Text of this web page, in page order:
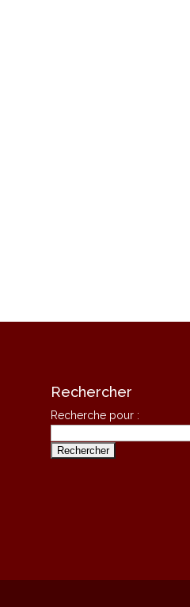
Rechercher
Recherche pour :